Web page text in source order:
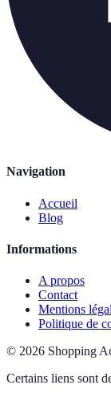
Navigation
Accueil
Blog
Informations
A propos
Contact
Mentions
Politique de
© 2026 Shopping
Certains liens sont